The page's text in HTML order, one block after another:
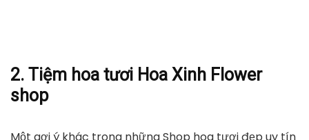
2. Tiệm hoa tươi Hoa Xinh Flower
shop